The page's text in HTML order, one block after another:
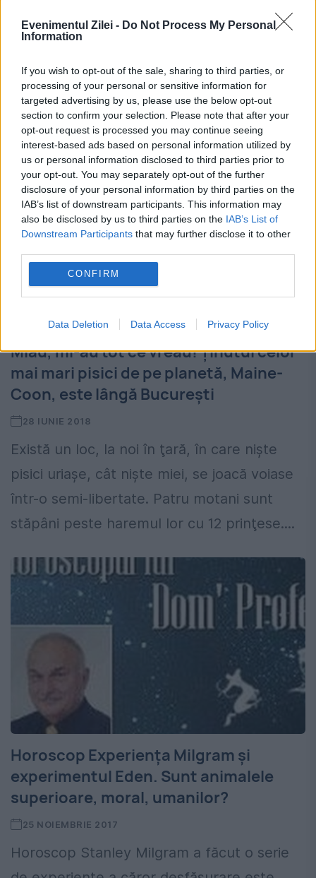
Evenimentul Zilei - Do Not Process My Personal
Information
If you wish to opt-out of the sale, sharing to third parties, or
processing of your personal or sensitive information for
targeted advertising by us, please use the below opt-out
section to confirm your selection. Please note that after your
opt-out request is processed you may continue seeing
interest-based ads based on personal information utilized by
us or personal information disclosed to third parties prior to
your opt-out. You may separately opt-out of the further
disclosure of your personal information by third parties on the
IAB’s list of downstream participants. This information may
also be disclosed by us to third parties on the IAB’s List of
Downstream Participants that may further disclose it to other
CONFIRM
Data Deletion Data Access Privacy Policy
Sfântului Sinod al Patriarhiei Ecumenice a
întâmple, s-a întâmplat: într-o complicate
succesiune de acțiuni administrativă, care
e...
Miau, mi-au tot ce vreau! Ținutul celor
mai mari pisici de pe planetă, Maine-
Coon, este lângă Bucureşti
28 IUNIE 2018
Există un loc, la noi în ţară, în care nişte
pisici uriaşe, cât nişte miei, se joacă voiase
într-o semi-libertate. Patru motani sunt
stăpâni peste haremul lor cu 12 prinţese....
Horoscop Experiența Milgram și
experimentul Eden. Sunt animalele
superioare, moral, umanilor?
25 NOIEMBRIE 2017
Horoscop Stanley Milgram a făcut o serie